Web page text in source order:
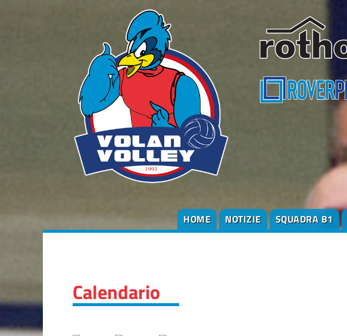
HOME NOTIZIE SQUADRA B1
Calendario